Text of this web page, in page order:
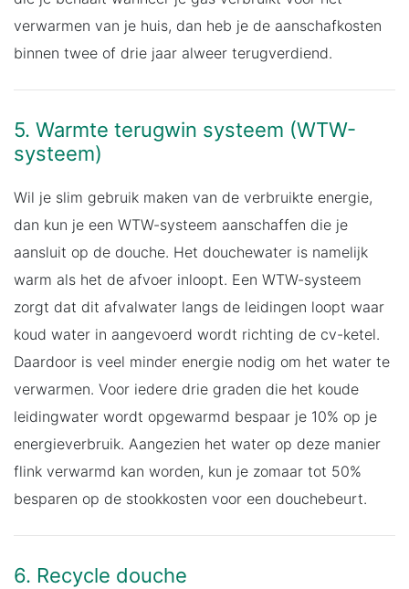
verwarmen van je huis, dan heb je de aanschafkosten
binnen twee of drie jaar alweer terugverdiend.
5. Warmte terugwin systeem (WTW-
systeem)
Wil je slim gebruik maken van de verbruikte energie,
dan kun je een WTW-systeem aanschaffen die je
aansluit op de douche. Het douchewater is namelijk
warm als het de afvoer inloopt. Een WTW-systeem
zorgt dat dit afvalwater langs de leidingen loopt waar
koud water in aangevoerd wordt richting de cv-ketel.
Daardoor is veel minder energie nodig om het water te
verwarmen. Voor iedere drie graden die het koude
leidingwater wordt opgewarmd bespaar je 10% op je
energieverbruik. Aangezien het water op deze manier
flink verwarmd kan worden, kun je zomaar tot 50%
besparen op de stookkosten voor een douchebeurt.
6. Recycle douche